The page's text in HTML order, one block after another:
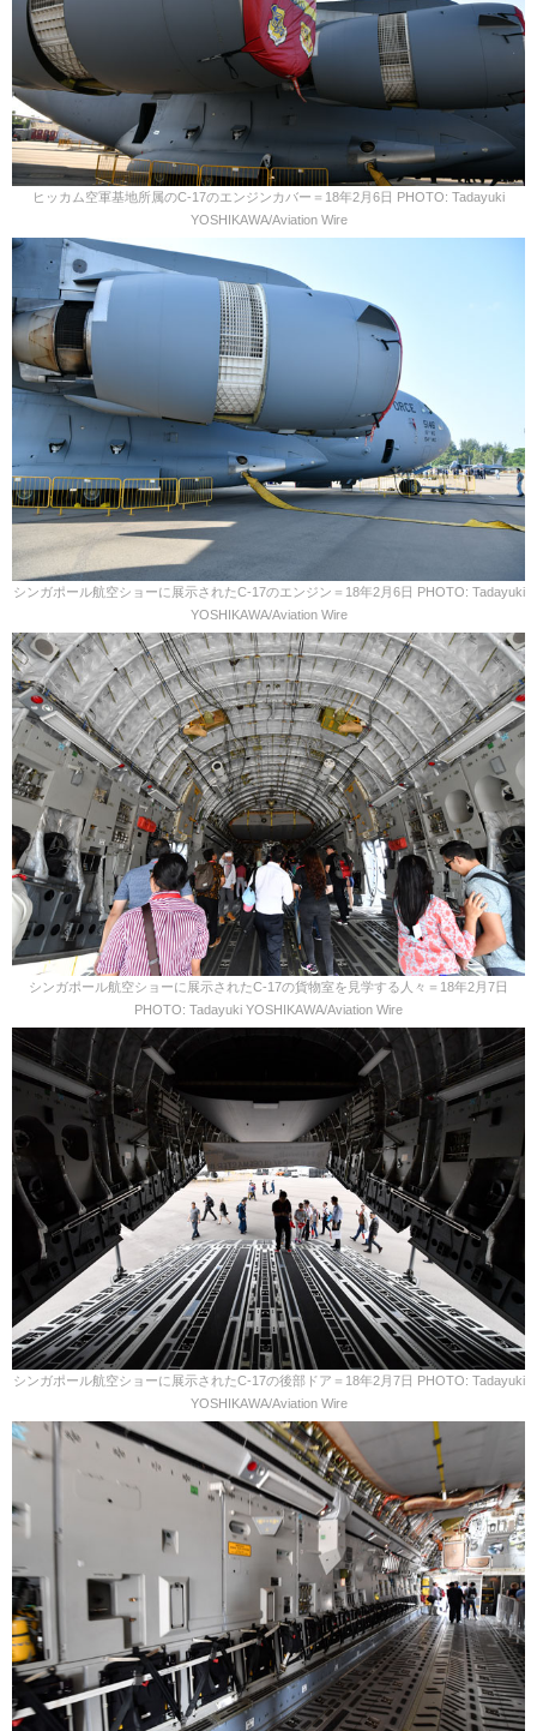
ヒッカム空軍基地所属のC-17のエンジンカバー＝18年2月6日 PHOTO: Tadayuki
YOSHIKAWA/Aviation Wire
シンガポール航空ショーに展示されたC-17のエンジン＝18年2月6日 PHOTO: Tadayuki
YOSHIKAWA/Aviation Wire
シンガポール航空ショーに展示されたC-17の貨物室を見学する人々＝18年2月7日
PHOTO: Tadayuki YOSHIKAWA/Aviation Wire
シンガポール航空ショーに展示されたC-17の後部ドア＝18年2月7日 PHOTO: Tadayuki
YOSHIKAWA/Aviation Wire